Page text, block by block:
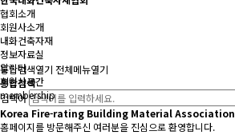
협회소개
회원사소개
내화건축자재
정보자료실
알림터
회원사공간
membership
통합검색열기 전체메뉴열기
통합검색
검색어
Korea Fire-rating Building Material Association
홈페이지를 방문해주신 여러분을 진심으로 환영합니다.